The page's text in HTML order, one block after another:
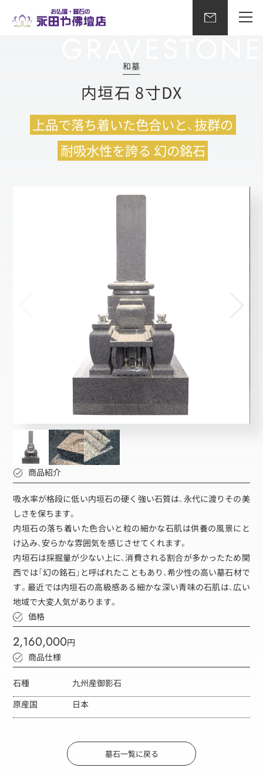
和墓
内垣石 8寸DX
上品で落ち着いた色合いと、抜群の
耐吸水性を誇る 幻の銘石
商品紹介
吸水率が格段に低い内垣石の硬く強い石質は、永代に渡りその美
しさを保ちます。
内垣石の落ち着いた色合いと粒の細かな石肌は供養の風景にと
け込み、安らかな雰囲気を感じさせてくれます。
内垣石は採掘量が少ない上に、消費される割合が多かったため関
西では「幻の銘石」と呼ばれたこともあり、希少性の高い墓石材で
す。最近では内垣石の高級感ある細かな深い青味の石肌は、広い
地域で大変人気があります。
価格
2,160,000円
商品仕様
石種
九州産御影石
原産国
日本
墓石一覧に戻る